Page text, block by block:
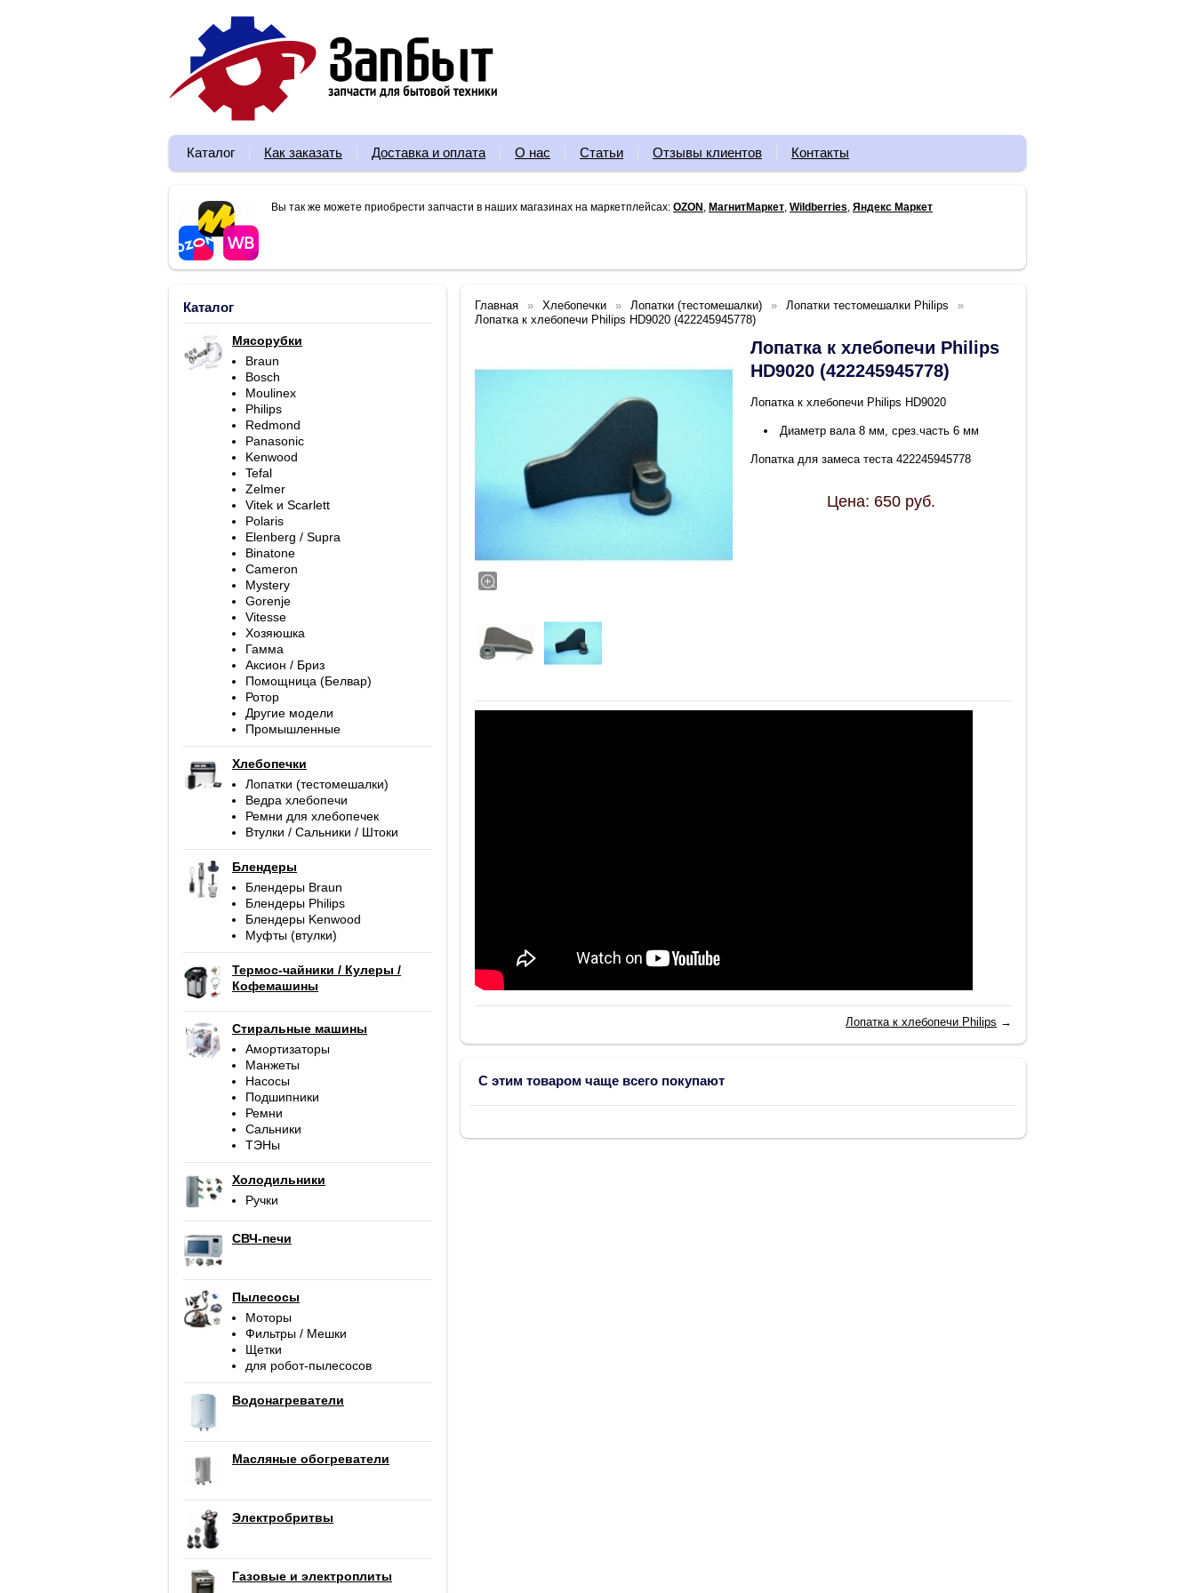
Каталог Как заказать Доставка и оплата О нас Статьи Отзывы клиентов Контакты
Вы так же можете приобрести запчасти в наших магазинах на маркетплейсах: OZON МагнитМаркет Wildberries Яндекс Маркет
Каталог
Мясорубки
Braun
Bosch
Moulinex
Philips
Redmond
Panasonic
Kenwood
Tefal
Zelmer
Vitek и Scarlett
Polaris
Elenberg / Supra
Binatone
Cameron
Mystery
Gorenje
Vitesse
Хозяюшка
Гамма
Аксион / Бриз
Помощница (Белвар)
Ротор
Другие модели
Промышленные
Хлебопечки
Лопатки (тестомешалки)
Ведра хлебопечи
Ремни для хлебопечек
Втулки / Сальники / Штоки
Блендеры
Блендеры Braun
Блендеры Philips
Блендеры Kenwood
Муфты (втулки)
Термос-чайники / Кулеры /
Кофемашины
Стиральные машины
Амортизаторы
Манжеты
Насосы
Подшипники
Ремни
Сальники
ТЭНы
Холодильники
Ручки
СВЧ-печи
Пылесосы
Моторы
Фильтры / Мешки
Щетки
для робот-пылесосов
Водонагреватели
Масляные обогреватели
Электробритвы
Газовые и электроплиты
Главная Хлебопечки Лопатки (тестомешалки)
Лопатки тестомешалки Philips
Лопатка к хлебопечи Philips HD9020 (422245945778)
Лопатка к хлебопечи Philips
HD9020 (422245945778)
Лопатка к хлебопечи Philips HD9020
Диаметр вала 8 мм, срез.часть 6 мм
Лопатка для замеса теста 422245945778
Цена: 650 руб.
Лопатка к хлебопечи Philips →
С этим товаром чаще всего покупают